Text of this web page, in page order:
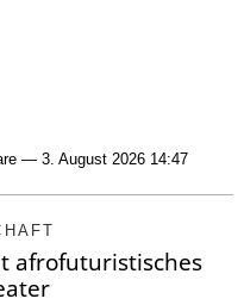
— 3. August 2026 14:47
afrofuturistisches